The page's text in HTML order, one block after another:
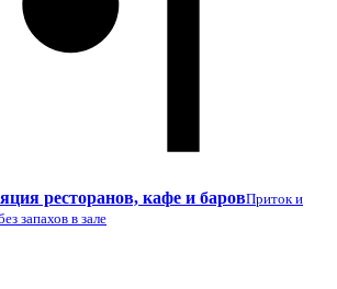
ресторанов, кафе и баровПриток и
запахов в зале